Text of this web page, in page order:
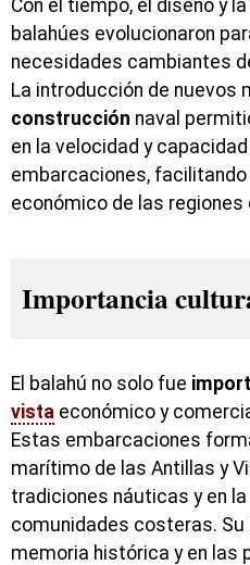
Con el tiempo, el diseño y la
balahúes evolucionaron
necesidades cambiantes
La introducción de nuevos
construcción naval
en la velocidad y
embarcaciones, facilitando
económico de las regiones
Importancia
El balahú no solo fue
vista económico y
Estas embarcaciones
marítimo de las Antillas y
tradiciones náuticas y en la
comunidades costeras. Su
memoria histórica y en las